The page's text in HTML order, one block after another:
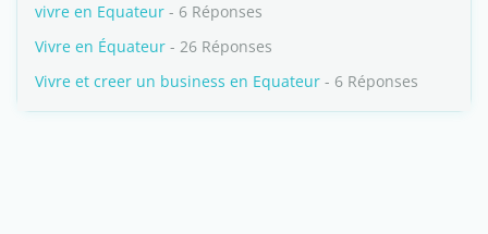
vivre en Equateur - 6 Réponses
Vivre en Équateur - 26 Réponses
Vivre et creer un business en Equateur - 6 Réponses